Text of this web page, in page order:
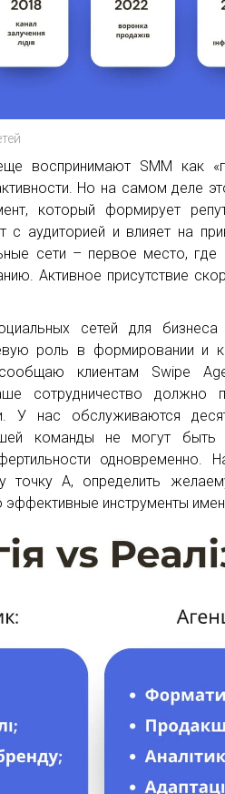
воспринимают SMM как
Но на самом деле
который формирует
с аудиторией и влияет на
сети – первое место, где
Активное присутствие
сетей для
роль в формировании и
клиентам Swipe
сотрудничество должно
У нас обслуживаются
команды не могут быть
одновременно.
точку А, определить
инструменты